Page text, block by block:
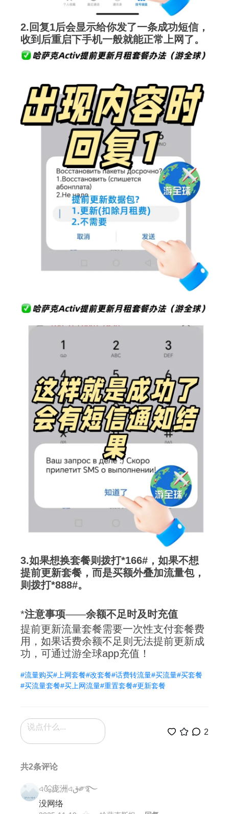
2.回复1后会显示给你发了一条成功短信，
收到后重启下手机一般就能正常上网了。
3.如果想换套餐则拨打*166#，如果不想
提前更新套餐，而是买额外叠加流量包，
则拨打*888#。
*注意事项——余额不足时及时充值
提前更新流量套餐需要一次性支付套餐费
用，如果话费余额不足则无法提前更新成
功，可通过游全球app充值！
#流量购买#上网套餐#改套餐#话费转流量#买流量#买套餐
#买流量套餐#买上网流量#重置套餐#更新套餐
2
共2条评论
এ🍶⃟庞洲এق༗࿐
没网络